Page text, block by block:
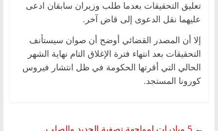
تعليق التحقيقات بعدما طلب وزيران سابقان ادعى
عليهما نقل الدعوى إلى قاض آخر.
إلا أن المصدر القضائي أوضح أن صوان سيستأنف
التحقيقات بعد انتهاء فترة الإغلاق التام نهاية الشهر
الحالي التي أقرتها الحكومة في ظل انتشار فيروس
كورونا المستجد.
← 5 مبادرات لمواجهة تصفية الحديد والصلب..